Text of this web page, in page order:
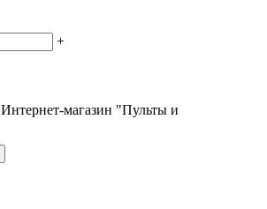
+
Интернет-магазин "Пульты и